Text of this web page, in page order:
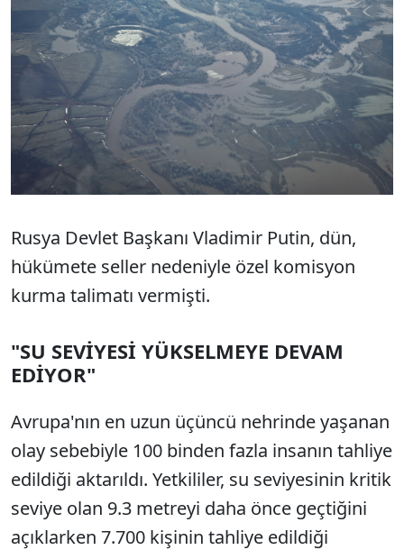
Rusya Devlet Başkanı Vladimir Putin, dün,
hükümete seller nedeniyle özel komisyon
kurma talimatı vermişti.
"SU SEVİYESİ YÜKSELMEYE DEVAM
EDİYOR"
Avrupa'nın en uzun üçüncü nehrinde yaşanan
olay sebebiyle 100 binden fazla insanın tahliye
edildiği aktarıldı. Yetkililer, su seviyesinin kritik
seviye olan 9.3 metreyi daha önce geçtiğini
açıklarken 7.700 kişinin tahliye edildiği